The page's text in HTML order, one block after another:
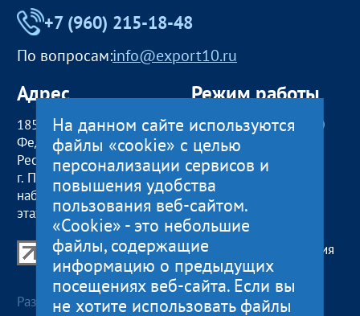
+7 (960) 215-18-48
По вопросам:info@export10.ru
Адрес
185000, Российская
Федерация,
Республика Карелия
г. Петрозаводск,
наб. Гюллинга, 11 / 2
этаж, офис 2
Режим работы
пн — чт:09:00 — 18:00
пт:09:00 — 17:00
обед с 13:00 до 14:00
сб, вс
Центр поддержки экспорта Республики Карелия
© 2012—2024
Разработка и поддержка сайта — «Артлекс», г.
На данном сайте используются
файлы «cookie» с целью
персонализации сервисов и
повышения удобства
пользования веб-сайтом.
«Cookie» - это небольшие
файлы, содержащие
информацию о предыдущих
посещениях веб-сайта. Если вы
не хотите использовать файлы